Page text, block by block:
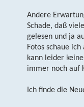
Andere
Schade, daß
gelesen und ja
Fotos schaue
kann leider
immer noch auf
Ich finde die